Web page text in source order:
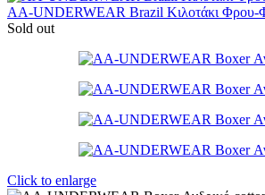
AA-UNDERWEAR Brazil Κιλοτάκι Φρου-
Sold out
Click to enlarge